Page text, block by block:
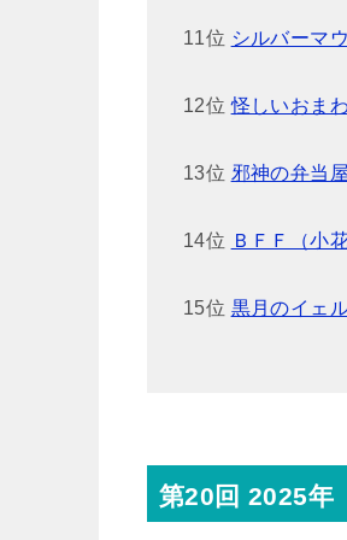
11位 シルバーマ
12位怪しいおま
13位 邪神の弁当
14位 ＢＦＦ（小
15位 黒月のイェ
第20回 2025年